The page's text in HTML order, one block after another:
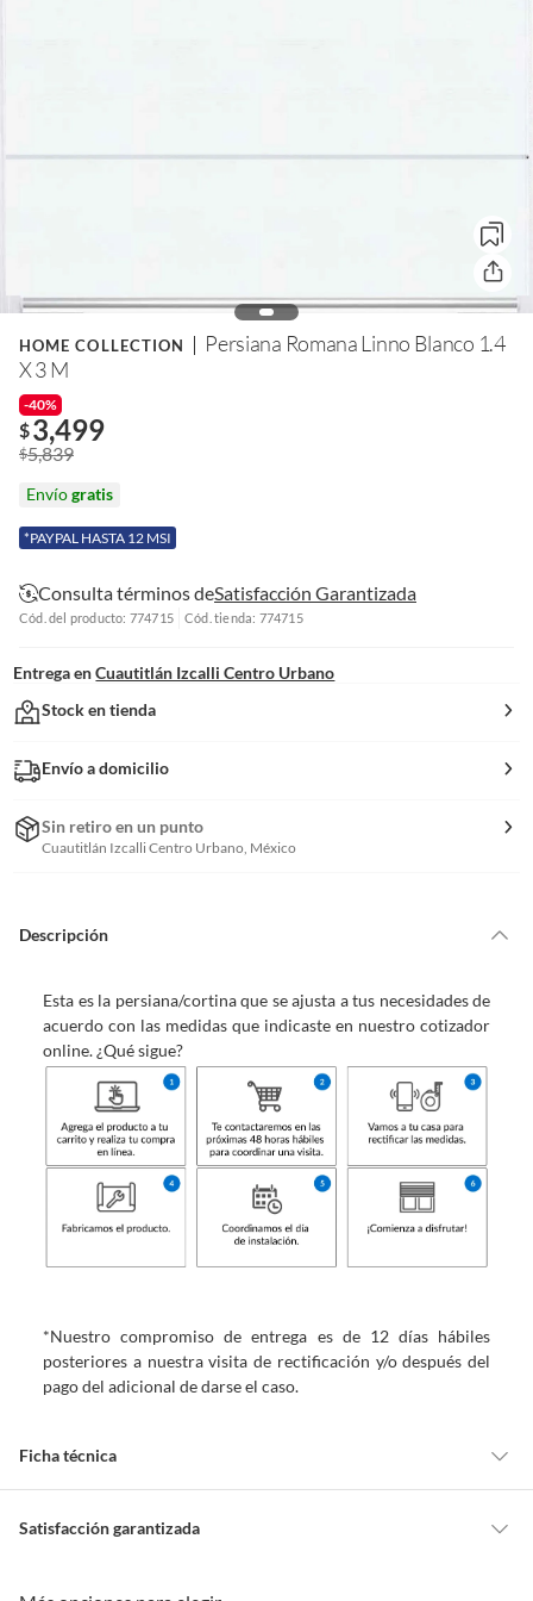
HOME COLLECTION
Persiana Romana Linno Blanco 1.4
X 3 M
-40%
$3,499
$5,839
Envíogratis
*PAYPAL HASTA 12 MSI
Consulta términos deSatisfacción Garantizada
Cód. del producto: 774715 Cód. tienda: 774715
Entrega en Cuautitlán Izcalli Centro Urbano
Stock en tienda
Envío a domicilio
Sin retiro en un punto
Cuautitlán Izcalli Centro Urbano, México
Descripción
Esta es la persiana/cortina que se ajusta a tus necesidades de
acuerdo con las medidas que indicaste en nuestro cotizador
online. ¿Qué sigue?
*Nuestro compromiso de entrega es de 12 días hábiles
posteriores a nuestra visita de rectificación y/o después del
pago del adicional de darse el caso.
Ficha técnica
Marca
Satisfacción garantizada